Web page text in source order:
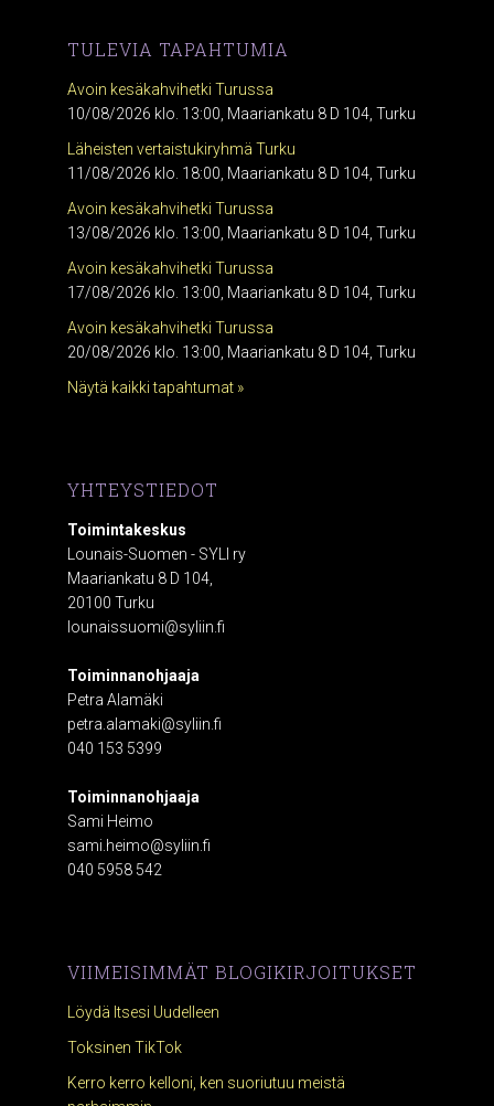
TULEVIA TAPAHTUMIA
Avoin kesäkahvihetki Turussa
10/08/2026 klo. 13:00, Maariankatu 8 D 104, Turku
Läheisten vertaistukiryhmä Turku
11/08/2026 klo. 18:00, Maariankatu 8 D 104, Turku
Avoin kesäkahvihetki Turussa
13/08/2026 klo. 13:00, Maariankatu 8 D 104, Turku
Avoin kesäkahvihetki Turussa
17/08/2026 klo. 13:00, Maariankatu 8 D 104, Turku
Avoin kesäkahvihetki Turussa
20/08/2026 klo. 13:00, Maariankatu 8 D 104, Turku
Näytä kaikki tapahtumat »
YHTEYSTIEDOT
Toimintakeskus
Lounais-Suomen - SYLI ry
Maariankatu 8 D 104,
20100 Turku
lounaissuomi@syliin.fi
Toiminnanohjaaja
Petra Alamäki
petra.alamaki@syliin.fi
040 153 5399
Toiminnanohjaaja
Sami Heimo
sami.heimo@syliin.fi
040 5958 542
VIIMEISIMMÄT BLOGIKIRJOITUKSET
Löydä Itsesi Uudelleen
Toksinen TikTok
Kerro kerro kelloni, ken suoriutuu meistä